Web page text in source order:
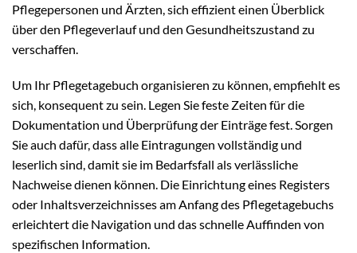
Pflegepersonen und Ärzten, sich effizient einen Überblick
über den Pflegeverlauf und den Gesundheitszustand zu
verschaffen.
Um Ihr Pflegetagebuch organisieren zu können, empfiehlt es
sich, konsequent zu sein. Legen Sie feste Zeiten für die
Dokumentation und Überprüfung der Einträge fest. Sorgen
Sie auch dafür, dass alle Eintragungen vollständig und
leserlich sind, damit sie im Bedarfsfall als verlässliche
Nachweise dienen können. Die Einrichtung eines Registers
oder Inhaltsverzeichnisses am Anfang des Pflegetagebuchs
erleichtert die Navigation und das schnelle Auffinden von
spezifischen Information.